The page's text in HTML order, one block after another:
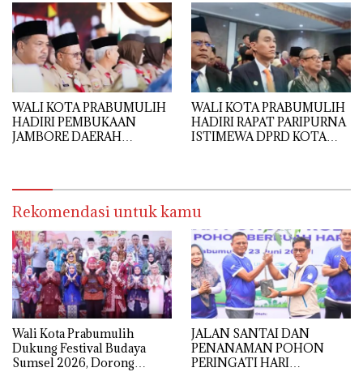
PRABUMULIH
WALI KOTA PRABUMULIH
HADIRI PEMBUKAAN
JAMBORE DAERAH
WALI KOTA PRABUMULIH
HADIRI RAPAT PARIPURNA
ISTIMEWA DPRD KOTA
Rekomendasi untuk kamu
Wali Kota Prabumulih
Dukung Festival Budaya
Sumsel 2026, Dorong
JALAN SANTAI DAN
PENANAMAN POHON
PERINGATI HARI